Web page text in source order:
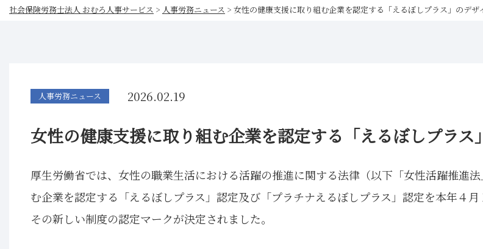
社会保険労務士法人 おむろ人事サービス > 人事労務ニュース > 女性の健康支援に取り組む企業を認定する「えるぼしプラス」のデザ
人事労務ニュース 2026.02.19
女性の健康支援に取り組む企業を認定する「えるぼしプラス
厚生労働省では、女性の職業生活における活躍の推進に関する法律（以下「女性活躍推進
む企業を認定する「えるぼしプラス」認定及び「プラチナえるぼしプラス」認定を本年４月
その新しい制度の認定マークが決定されました。